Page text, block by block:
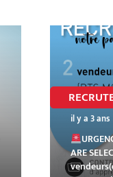
il y a 3 ans
ARE